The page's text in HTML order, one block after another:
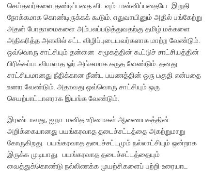
செய்தவர்களை தண்டிப்பதை விடவும் மன்னிப்பதையே இறுதி
நோக்கமாக கொண்டிருக்கக் கூடும். எதுவாயினும் அதில் பங்கேற்று
அதன் போதாமைகளை அம்பலப்படுத்துவதற்கு தமிழ் மக்களை
அதிகரித்த அளவில் சட்ட விழிப்புடையவர்களாக மாற்ற வேண்டும்.
ஒவ்வொரு சாட்சியும் தன்னை சமூகத்தின் கூட்டுச் சாட்சியத்தின்
பிரிக்கப்படவியலாத ஓர் அங்கமாக கருத வேண்டும். தனது
சாட்சியமானது நீதிக்கான நீண்ட பயணத்தின் ஒரு பகுதி என்பதை
உணர வேண்டும். அதாவது ஒவ்வொரு சாட்சியும் ஒரு
செயற்பாட்டாளராக இயங்க வேண்டும்.
இரண்டாவது, ஐ.நா. மனித உரிமைகள் ஆணையகத்தின்
அறிக்கையானது பயங்கரவாத தடைச்சட்டத்தை அகற்றுமாறு
கோருகிறது. பயங்கரவாத தடைச்சட்டமும் நல்லாட்சியும் ஒன்றாக
இருக்க முடியாது. பயங்கரவாத தடைச்சட்டத்தையும்
வைத்துக்கொண்டு நல்லிணக்க முயற்சிகளைப் பற்றி உரையாட